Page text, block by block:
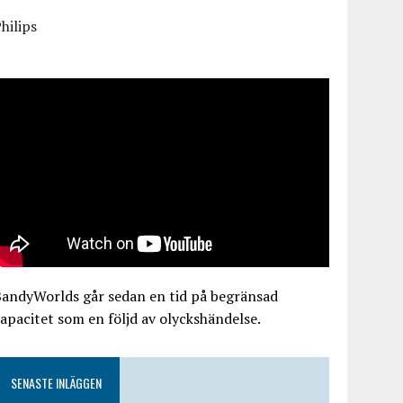
går sedan en tid på begränsad
som en följd av olyckshändelse.
SENASTE INLÄGGEN